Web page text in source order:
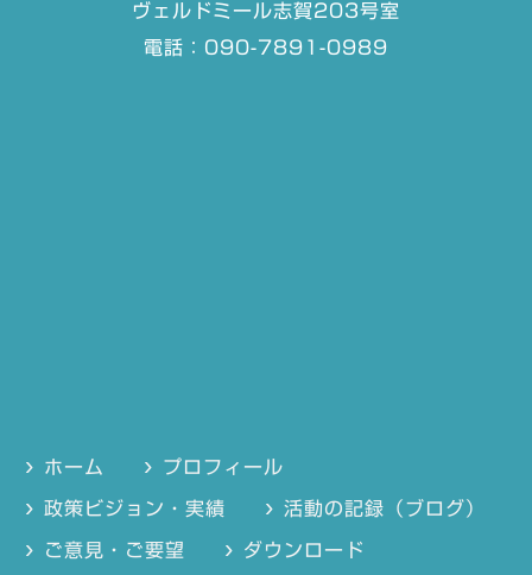
ヴェルドミール志賀203号室
電話：090-7891-0989
ホーム プロフィール
政策ビジョン・実績 活動の記録（ブログ）
ご意見・ご要望 ダウンロード